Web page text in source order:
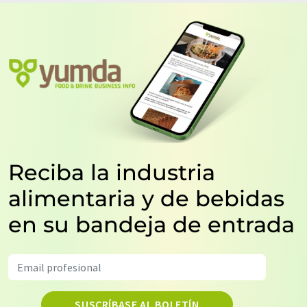
Reciba la industria
alimentaria y de bebidas
en su bandeja de entrada
SUSCRÍBASE AL BOLETÍN